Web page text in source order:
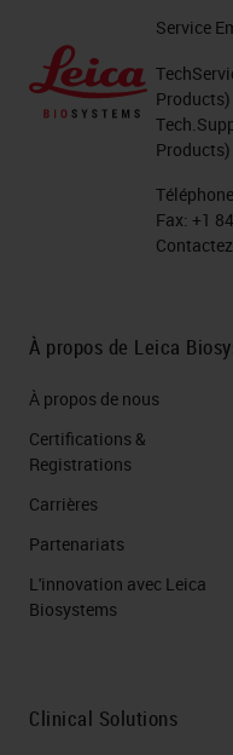
Service
Products)
Products)
Fax: +1
À propos de Leica
À propos de nous
Certifications &
Registrations
Carrières
Partenariats
L'innovation avec Leica
Biosystems
Clinical Solutions